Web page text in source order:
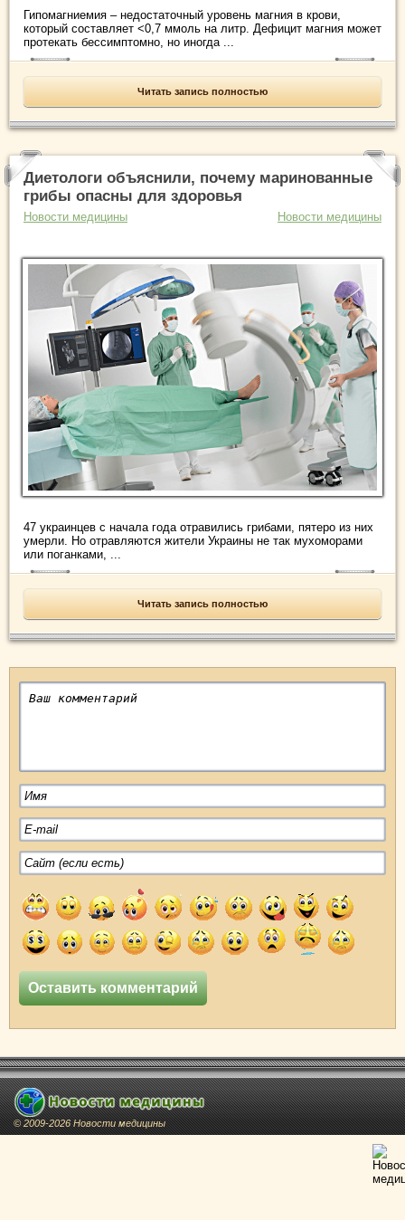
Гипомагниемия – недостаточный уровень магния в крови,
который составляет <0,7 ммоль на литр. Дефицит магния может
протекать бессимптомно, но иногда ...
Читать запись полностью
Диетологи объяснили, почему маринованные
грибы опасны для здоровья
Новости медицины Новости медицины
47 украинцев с начала года отравились грибами, пятеро из них
умерли. Но отравляются жители Украины не так мухоморами
или поганками, ...
Читать запись полностью
© 2009-2026 Новости медицины